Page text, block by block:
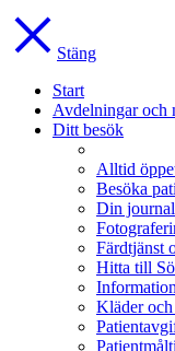
Stäng
Start
Avdelningar och
Ditt besök
Alltid
Besöka
Din journal
Färdtjänst
Hitta till
Kläder och